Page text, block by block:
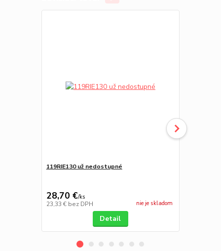
119RIE130 už nedostupné
28,70 €/ks
23,33 € bez DPH nie je skladom
Detail